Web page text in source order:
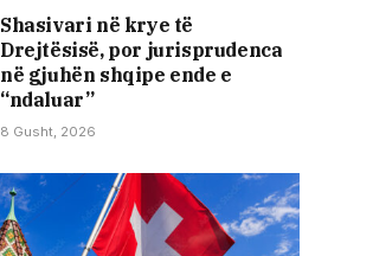
Shasivari në krye të
Drejtësisë, por jurisprudenca
në gjuhën shqipe ende e
“ndaluar”
8 Gusht, 2026